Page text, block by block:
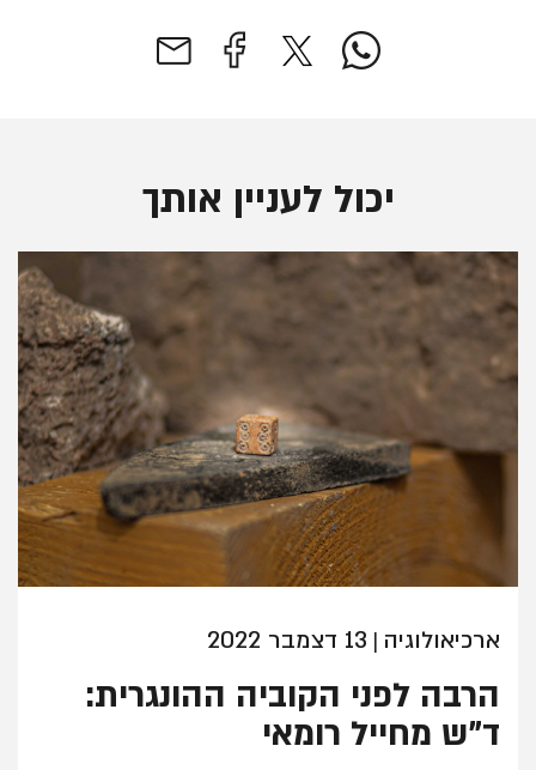
יכול לעניין אותך
ארכיאולוגיה | 13 דצמבר 2022
הרבה לפני הקוביה ההונגרית:
ד"ש מחייל רומאי